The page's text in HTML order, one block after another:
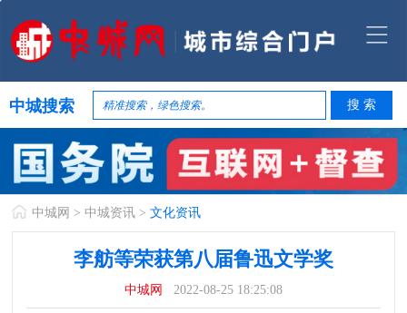
中城搜索
中城网 > 中城资讯 >文化资讯
李舫等荣获第八届鲁迅文学奖
中城网 2022-08-25 18:25:08